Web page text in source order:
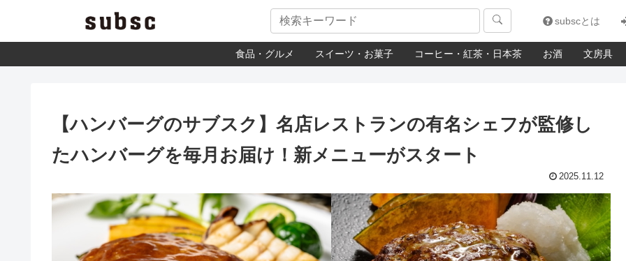
subscとは
食品・グルメ スイーツ・お菓子 コーヒー・紅茶・日本茶 お酒 文房具
【ハンバーグのサブスク】名店レストランの有名シェフが監修し
たハンバーグを毎月お届け！新メニューがスタート
2025.11.12